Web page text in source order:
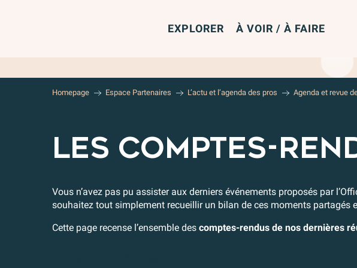
EXPLORER À VOIR / À FAIRE
Homepage Espace Partenaires L’actu et l’agenda des pros Agenda et revue
LES COMPTES-
Vous n’avez pas pu assister aux derniers événements proposés par
souhaitez tout simplement recueillir un bilan de ces moments partagés
Cette page recense l’ensemble des comptes-rendus de nos dernières